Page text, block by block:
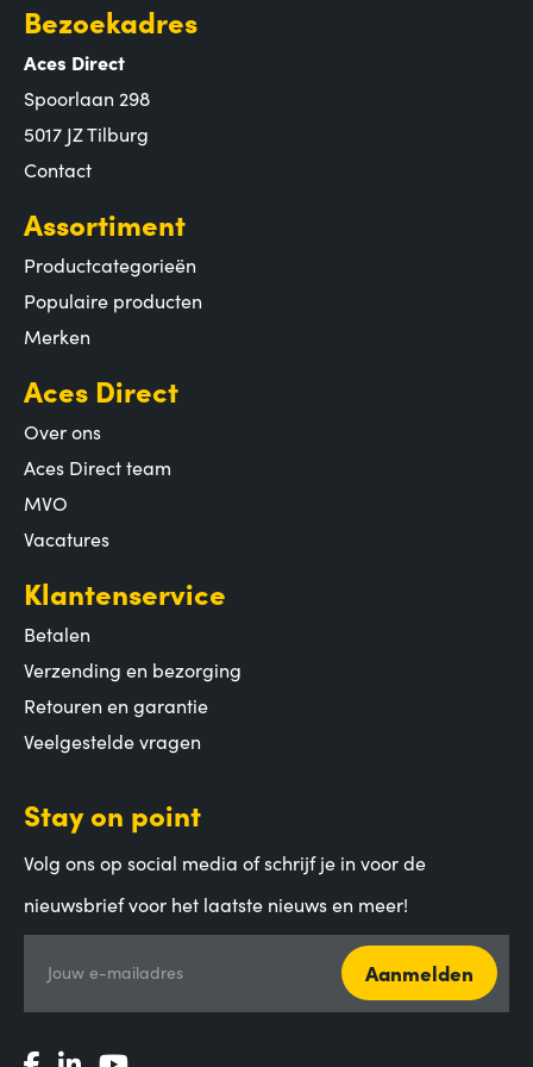
Bezoekadres
Aces Direct
Spoorlaan 298
5017 JZ Tilburg
Contact
Assortiment
Productcategorieën
Populaire producten
Merken
Aces Direct
Over ons
Aces Direct team
MVO
Vacatures
Klantenservice
Betalen
Verzending en bezorging
Retouren en garantie
Veelgestelde vragen
Stay on point
Volg ons op social media of schrijf je in voor de
nieuwsbrief voor het laatste nieuws en meer!
Jouw e-mailadres Aanmelden